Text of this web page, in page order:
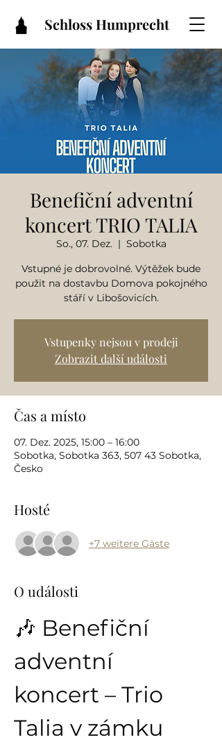
Schloss Humprecht
Benefiční adventní
koncert TRIO TALIA
So., 07. Dez.
  |
Sobotka
Vstupné je dobrovolné. Výtěžek bude
použit na dostavbu Domova pokojného
stáří v Libošovicích.
Vstupenky nejsou v prodeji
Zobrazit další události
Čas a místo
07. Dez. 2025, 15:00 – 16:00
Sobotka, Sobotka 363, 507 43 Sobotka,
Česko
Hosté
+7 weitere Gäste
O události
🎶 Benefiční
adventní
koncert – Trio
Talia v zámku